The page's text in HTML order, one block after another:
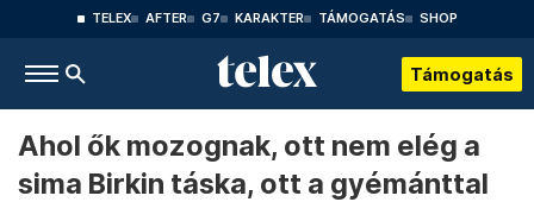
TELEX AFTER G7 KARAKTER TÁMOGATÁS SHOP
Támogatás
Ahol ők mozognak, ott nem elég a
sima Birkin táska, ott a gyémánttal